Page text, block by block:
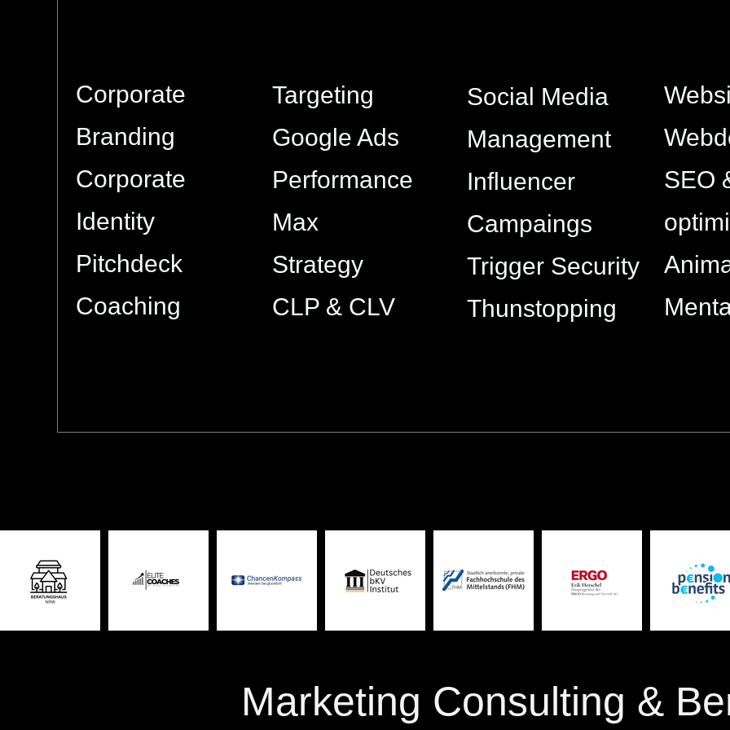
Corporate
Branding
Corporate
Identity
Pitchdeck
Coaching
Targeting
Google Ads
Performance
Max
Strategy
CLP & CLV
Social Media
Management
Influencer
Campaings
Trigger Security
Thunstopping
SEO
Marketing Consulting &